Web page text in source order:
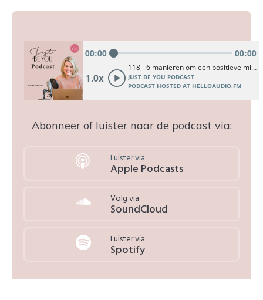
Abonneer of luister naar de podcast via:
Luister via
Apple Podcasts
Volg via
SoundCloud
Luister via
Spotify